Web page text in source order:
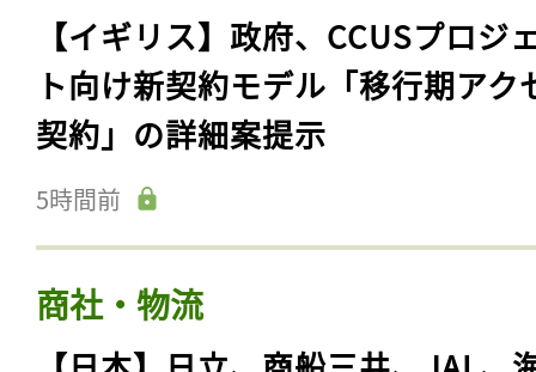
【イギリス】政府、CCUSプロジ
ト向け新契約モデル「移行期アク
契約」の詳細案提示
5時間前
商社・物流